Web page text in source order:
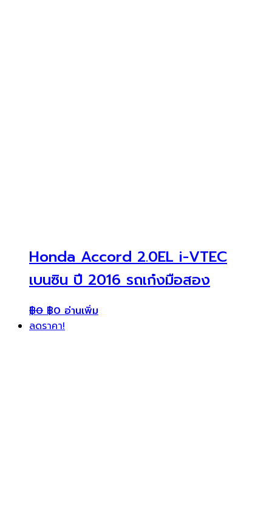
Honda Accord 2.0EL i-VTEC
เบนซิน ปี 2016 รถเก๋งมือสอง
฿0 ฿0 อ่านเพิ่ม
ลดราคา!